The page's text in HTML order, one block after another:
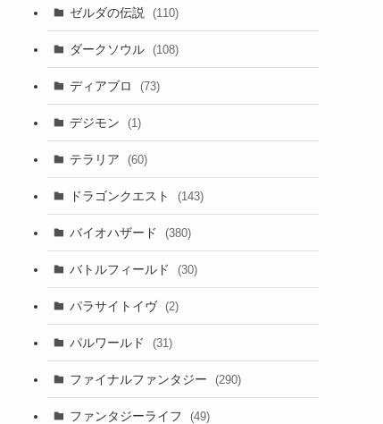
ゼルダの伝説 (110)
ダークソウル (108)
ディアブロ (73)
デジモン (1)
テラリア (60)
ドラゴンクエスト (143)
バイオハザード (380)
バトルフィールド (30)
パラサイトイヴ (2)
パルワールド (31)
ファイナルファンタジー (290)
ファンタジーライフ (49)